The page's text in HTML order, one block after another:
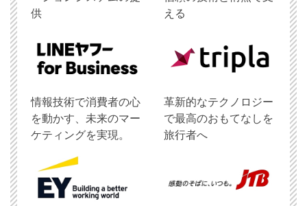
供
える
情報技術で消費者の心
を動かす、未来のマー
ケティングを実現。
革新的なテクノロジー
で最高のおもてなしを
旅行者へ